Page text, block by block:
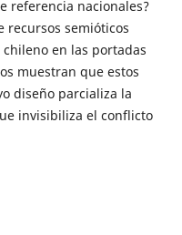
referencia nacionales?
recursos semióticos
en las portadas
muestran que estos
diseño parcializa la
invisibiliza el conflicto